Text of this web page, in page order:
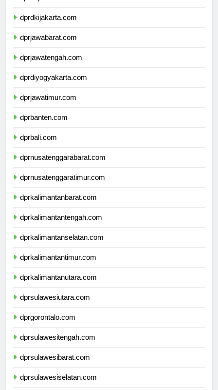
dprdkijakarta.com
dprjawabarat.com
dprjawatengah.com
dprdiyogyakarta.com
dprjawatimur.com
dprbanten.com
dprbali.com
dprnusatenggarabarat.com
dprnusatenggaratimur.com
dprkalimantanbarat.com
dprkalimantantengah.com
dprkalimantanselatan.com
dprkalimantantimur.com
dprkalimantanutara.com
dprsulawesiutara.com
dprgorontalo.com
dprsulawesitengah.com
dprsulawesibarat.com
dprsulawesiselatan.com